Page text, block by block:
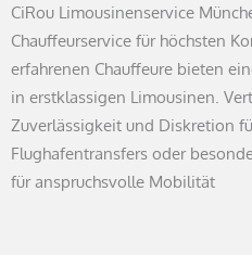
CiRou Limousinenservice
Chauffeurservice für höchsten
erfahrenen Chauffeure bieten
in erstklassigen Limousinen.
Zuverlässigkeit und Diskretion
Flughafentransfers oder
für anspruchsvolle Mobilität